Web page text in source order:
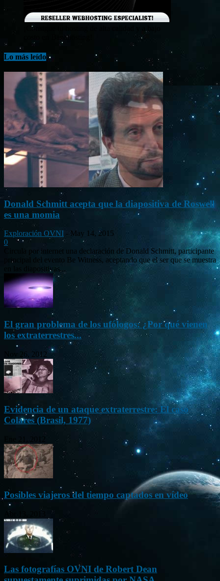
¡Consigue tu hosting de alta calidad y a bajo
costo en Banahosting!
Lo más leído
Donald Schmitt acepta que la diapositiva de Roswell
es una momia
Exploración OVNI - May 14, 2015
0
Circula por internet una declaración de Donald Schmitt, participante
principal del evento Be Witness, aceptando que el ser que se muestra
en las diapositivas...
El gran problema de los ufólogos: ¿Por qué vienen
los extraterrestres...
Nov 26, 2012
Evidencia de un ataque extraterrestre: El caso
Colares (Brasil, 1977)
Posibles viajeros del tiempo captados en vídeo
Abr 13, 2013
Las fotografías OVNI de Robert Dean